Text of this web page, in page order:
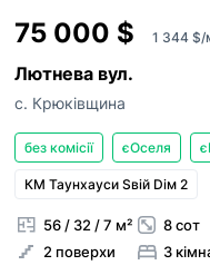
75 000 $ 1 344 $/
Лютнева вул.
с. Крюківщина
без комісії єОселя
КМ Таунхауси Sвій Dім 2
56 / 32 / 7 м²
2 поверхи
8 сот
3